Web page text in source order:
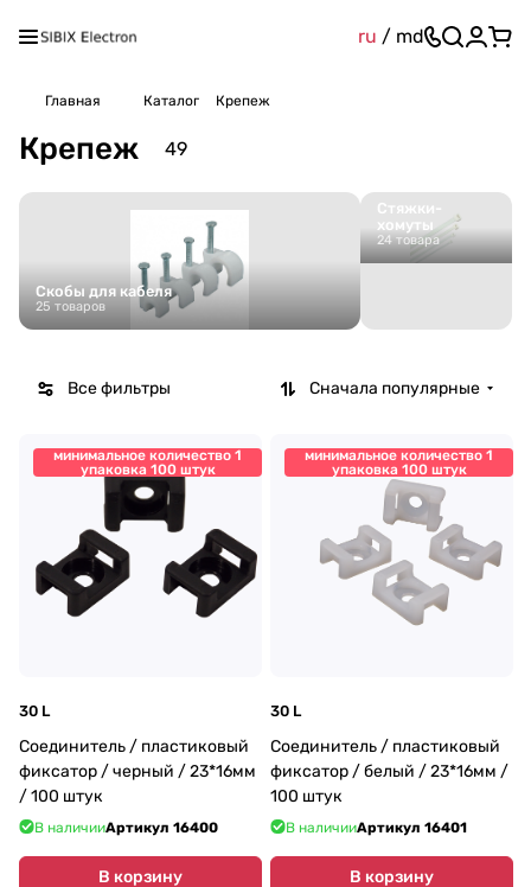
ru / md
Главная Каталог Крепеж
Крепеж 49
Скобы для кабеля
25 товаров
Стяжки-
хомуты
24 товара
Все фильтры Сначала популярные
минимальное количество 1
упаковка 100 штук
30 L
Соединитель / пластиковый
фиксатор / черный / 23*16мм
/ 100 штук
В наличииАртикул 16400
В корзину
минимальное количество 1
упаковка 100 штук
30 L
Соединитель / пластиковый
фиксатор / белый / 23*16мм /
100 штук
В наличииАртикул 16401
В корзину